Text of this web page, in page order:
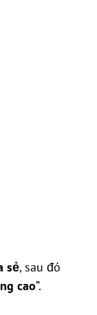
sẻ, sau đó
cao”.